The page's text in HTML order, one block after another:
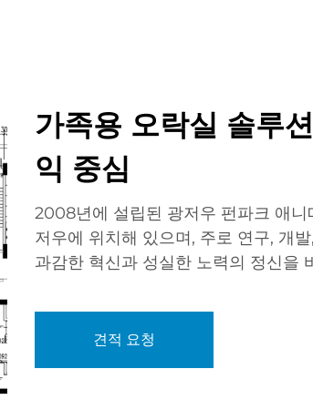
가족용 오락실 솔루
익 중심
2008년에 설립된 광저우 펀파크 애
저우에 위치해 있으며, 주로 연구, 개
과감한 혁신과 성실한 노력의 정신을
견적 요청